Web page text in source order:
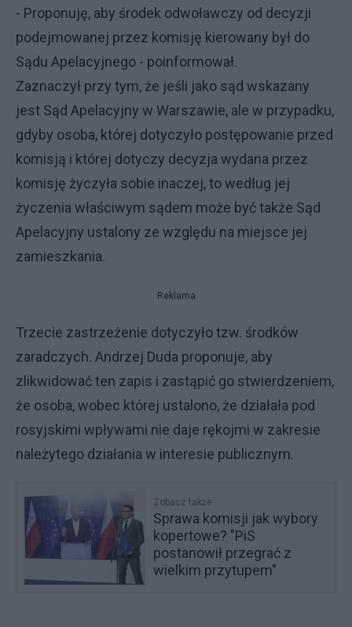
- Proponuję, aby środek odwoławczy od decyzji
podejmowanej przez komisję kierowany był do
Sądu Apelacyjnego - poinformował.
Zaznaczył przy tym, że jeśli jako sąd wskazany
jest Sąd Apelacyjny w Warszawie, ale w przypadku,
gdyby osoba, której dotyczyło postępowanie przed
komisją i której dotyczy decyzja wydana przez
komisję życzyła sobie inaczej, to według jej
życzenia właściwym sądem może być także Sąd
Apelacyjny ustalony ze względu na miejsce jej
zamieszkania.
Reklama
Trzecie zastrzeżenie dotyczyło tzw. środków
zaradczych. Andrzej Duda proponuje, aby
zlikwidować ten zapis i zastąpić go stwierdzeniem,
że osoba, wobec której ustalono, że działała pod
rosyjskimi wpływami nie daje rękojmi w zakresie
należytego działania w interesie publicznym.
Zobacz także
Sprawa komisji jak wybory
kopertowe? "PiS
postanowił przegrać z
wielkim przytupem"